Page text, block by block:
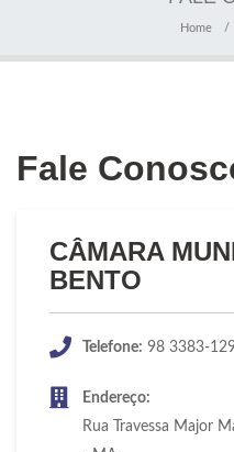
Home
Fale
CÂMARA
BENTO
Telefone: 98 3383-
Endereço:
Rua Travessa Major